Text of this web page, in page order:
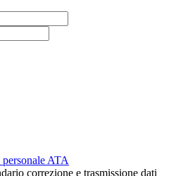
ATA
correzione e trasmissione dati